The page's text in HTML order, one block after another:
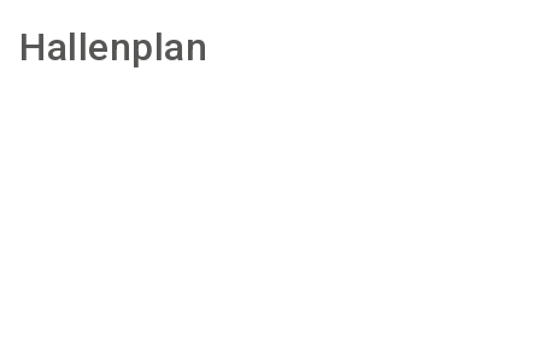
Hallenplan